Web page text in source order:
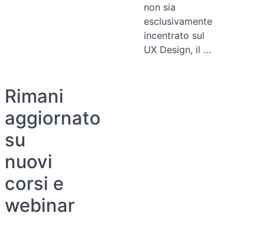
non sia
esclusivamente
incentrato sul
UX Design, il …
Rimani
aggiornato
su
nuovi
corsi e
webinar